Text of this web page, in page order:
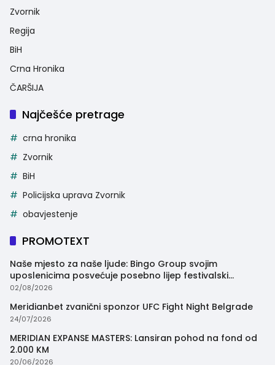
Zvornik
Regija
BiH
Crna Hronika
ČARŠIJA
Najčešće pretrage
crna hronika
Zvornik
BiH
Policijska uprava Zvornik
obavjestenje
PROMOTEXT
Naše mjesto za naše ljude: Bingo Group svojim
uposlenicima posvećuje posebno lijep festivalski
trenutak
02/08/2026
Meridianbet zvanični sponzor UFC Fight Night Belgrade
24/07/2026
MERIDIAN EXPANSE MASTERS: Lansiran pohod na fond od
2.000 KM
20/06/2026